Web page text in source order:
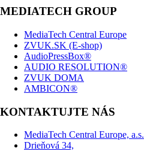
MEDIATECH GROUP
MediaTech Central Europe
ZVUK.SK (E-shop)
AudioPressBox®
AUDIO RESOLUTION®
ZVUK DOMA
AMBICON®
KONTAKTUJTE NÁS
MediaTech Central Europe, a.s.
Drieňová 34,